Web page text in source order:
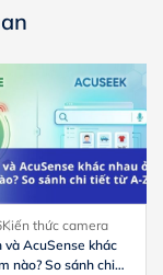
Kiến thức camera
và AcuSense khác
nào? So sánh chi